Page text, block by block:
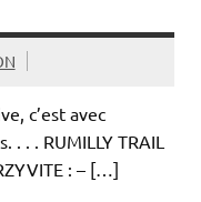
c’est avec
. . . RUMILLY TRAIL
: – […]